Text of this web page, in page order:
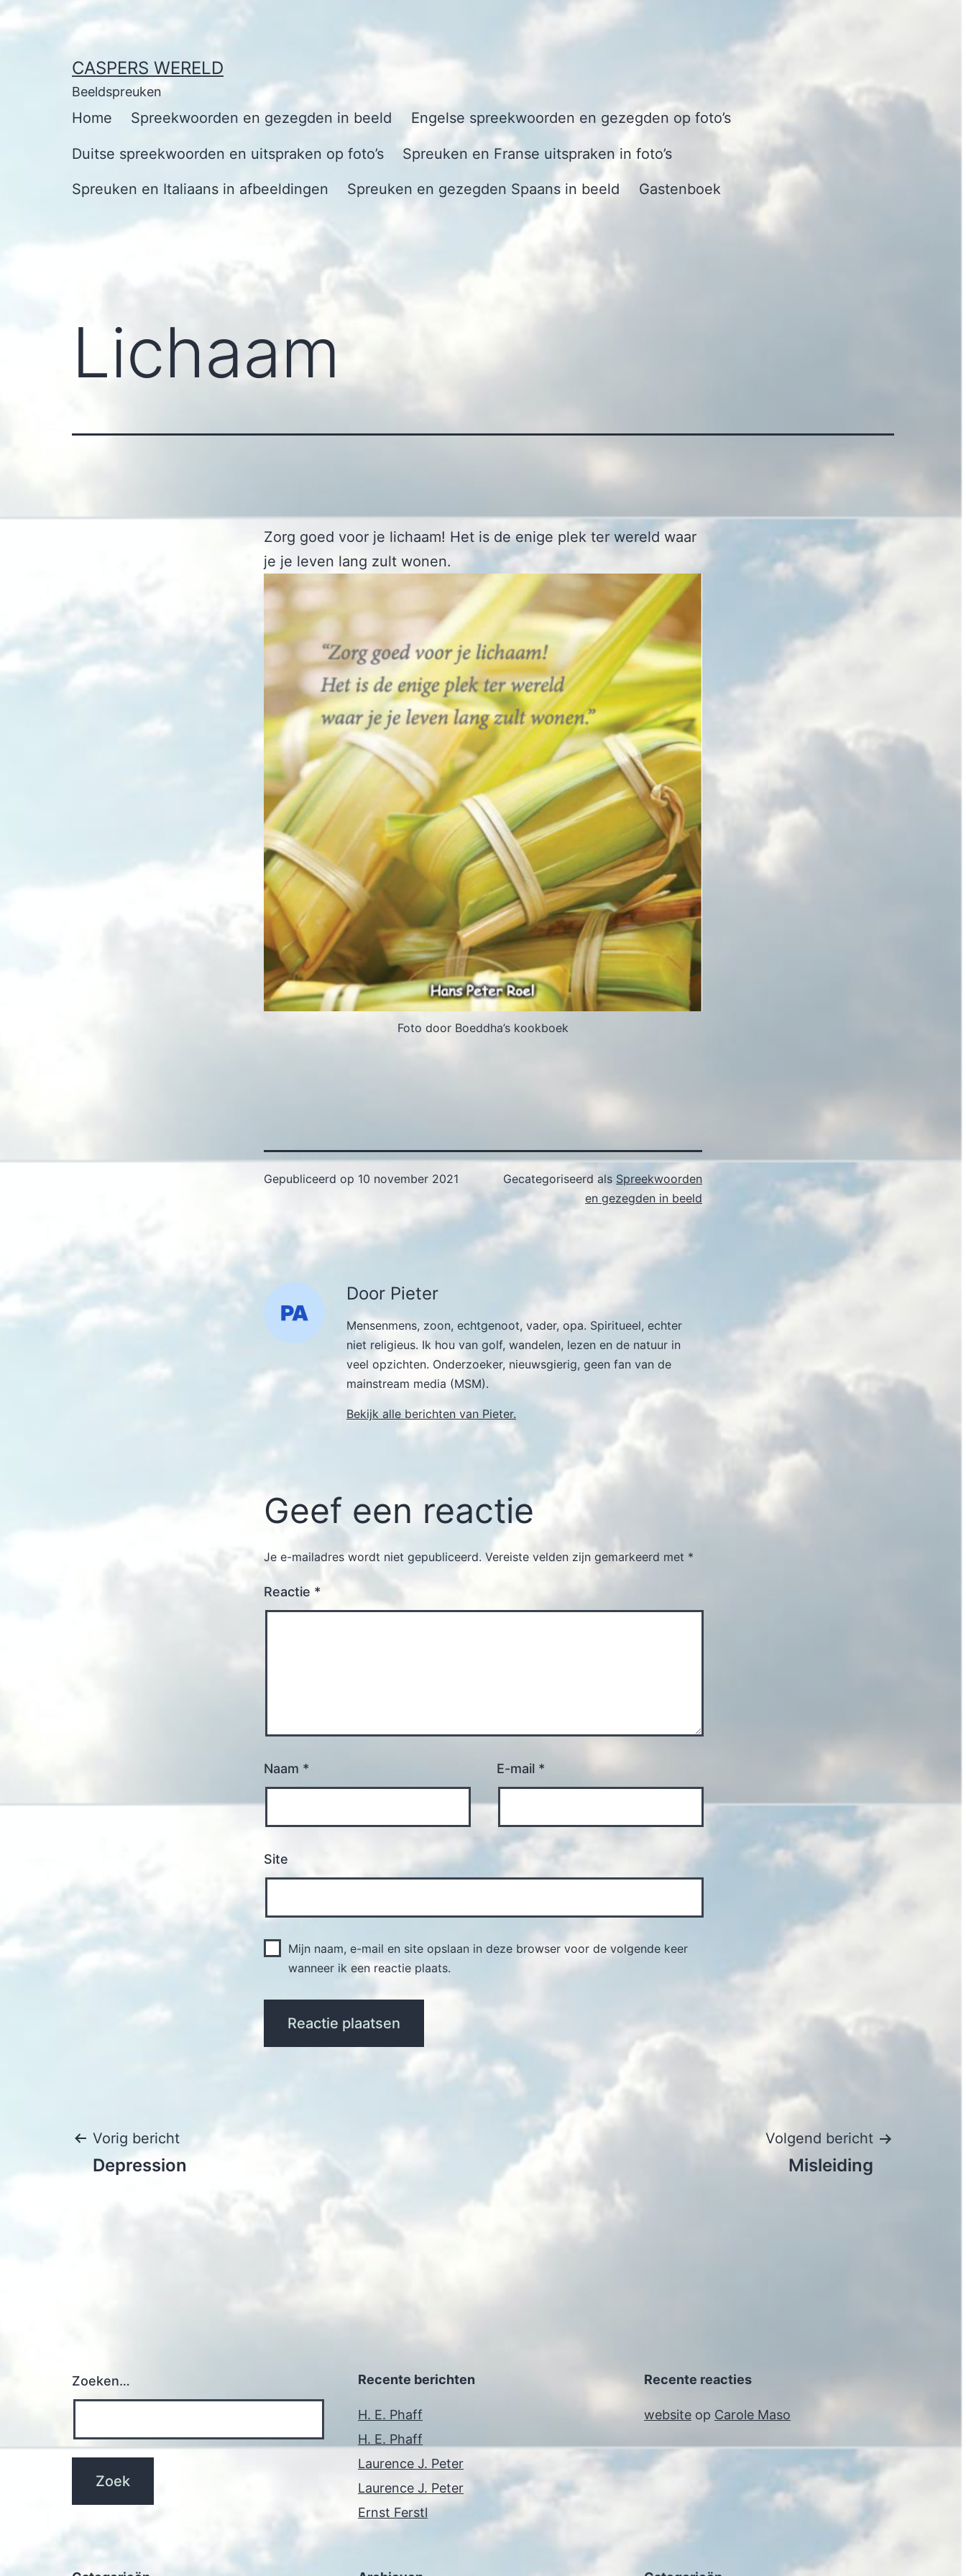
Ga
CASPERS WERELD
Beeldspreuken
Home Spreekwoorden en gezegden in beeld Engelse spreekwoorden en gezegden op foto’s
Duitse spreekwoorden en uitspraken op foto’s Spreuken en Franse uitspraken in foto’s
Spreuken en Italiaans in afbeeldingen Spreuken en gezegden Spaans in beeld Gastenboek
Lichaam
Zorg goed voor je lichaam! Het is de enige plek ter wereld waar
je je leven lang zult wonen.
Foto door Boeddha’s kookboek
Gepubliceerd op 10 november 2021 Gecategoriseerd als Spreekwoorden
en gezegden in beeld
Door Pieter
Mensenmens, zoon, echtgenoot, vader, opa. Spiritueel, echter
niet religieus. Ik hou van golf, wandelen, lezen en de natuur in
veel opzichten. Onderzoeker, nieuwsgierig, geen fan van de
mainstream media (MSM).
Bekijk alle berichten van Pieter.
Geef een reactie
Je e-mailadres wordt niet gepubliceerd. Vereiste velden zijn gemarkeerd met *
Reactie *
Naam * E-mail *
Site
Mijn naam, e-mail en site opslaan in deze browser voor de volgende keer
wanneer ik een reactie plaats.
Bericht
Vorig bericht
Depression
Volgend bericht
Misleiding
Zoeken… Recente berichten
H. E. Phaff
H. E. Phaff
Laurence J. Peter
Laurence J. Peter
Ernst Ferstl
Recente reacties
website op Carole Maso